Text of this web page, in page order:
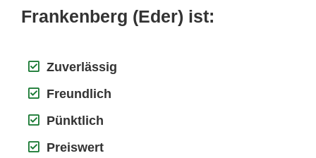
Frankenberg (Eder) ist:
Zuverlässig
Freundlich
Pünktlich
Preiswert